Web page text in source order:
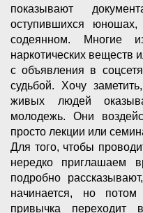
показывают
оступившихся
содеянном. Многие
наркотических веществ
с объявления в
судьбой. Хочу
живых людей
молодежь. Они
просто лекции или
Для того, чтобы
нередко приглашаем
подробно
начинается, но
привычка переходит